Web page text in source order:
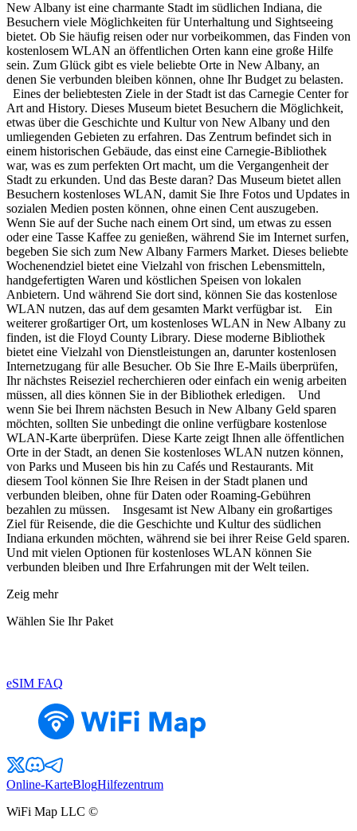
New Albany ist eine charmante Stadt im südlichen Indiana, die
Besuchern viele Möglichkeiten für Unterhaltung und Sightseeing
bietet. Ob Sie häufig reisen oder nur vorbeikommen, das Finden von
kostenlosem WLAN an öffentlichen Orten kann eine große Hilfe
sein. Zum Glück gibt es viele beliebte Orte in New Albany, an
denen Sie verbunden bleiben können, ohne Ihr Budget zu belasten.
Eines der beliebtesten Ziele in der Stadt ist das Carnegie Center for
Art and History. Dieses Museum bietet Besuchern die Möglichkeit,
etwas über die Geschichte und Kultur von New Albany und den
umliegenden Gebieten zu erfahren. Das Zentrum befindet sich in
einem historischen Gebäude, das einst eine Carnegie-Bibliothek
war, was es zum perfekten Ort macht, um die Vergangenheit der
Stadt zu erkunden. Und das Beste daran? Das Museum bietet allen
Besuchern kostenloses WLAN, damit Sie Ihre Fotos und Updates in
sozialen Medien posten können, ohne einen Cent auszugeben.
Wenn Sie auf der Suche nach einem Ort sind, um etwas zu essen
oder eine Tasse Kaffee zu genießen, während Sie im Internet surfen,
begeben Sie sich zum New Albany Farmers Market. Dieses beliebte
Wochenendziel bietet eine Vielzahl von frischen Lebensmitteln,
handgefertigten Waren und köstlichen Speisen von lokalen
Anbietern. Und während Sie dort sind, können Sie das kostenlose
WLAN nutzen, das auf dem gesamten Markt verfügbar ist. Ein
weiterer großartiger Ort, um kostenloses WLAN in New Albany zu
finden, ist die Floyd County Library. Diese moderne Bibliothek
bietet eine Vielzahl von Dienstleistungen an, darunter kostenlosen
Internetzugang für alle Besucher. Ob Sie Ihre E-Mails überprüfen,
Ihr nächstes Reiseziel recherchieren oder einfach ein wenig arbeiten
müssen, all dies können Sie in der Bibliothek erledigen. Und
wenn Sie bei Ihrem nächsten Besuch in New Albany Geld sparen
möchten, sollten Sie unbedingt die online verfügbare kostenlose
WLAN-Karte überprüfen. Diese Karte zeigt Ihnen alle öffentlichen
Orte in der Stadt, an denen Sie kostenloses WLAN nutzen können,
von Parks und Museen bis hin zu Cafés und Restaurants. Mit
diesem Tool können Sie Ihre Reisen in der Stadt planen und
verbunden bleiben, ohne für Daten oder Roaming-Gebühren
bezahlen zu müssen. Insgesamt ist New Albany ein großartiges
Ziel für Reisende, die die Geschichte und Kultur des südlichen
Indiana erkunden möchten, während sie bei ihrer Reise Geld sparen.
Und mit vielen Optionen für kostenloses WLAN können Sie
verbunden bleiben und Ihre Erfahrungen mit der Welt teilen.
Zeig mehr
Wählen Sie Ihr Paket
eSIM FAQ
Online-KarteBlogHilfezentrum
WiFi Map LLC ©